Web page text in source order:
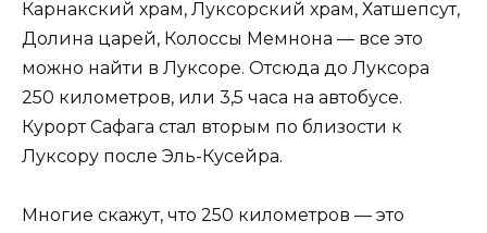
Карнакский храм, Луксорский храм, Хатшепсут,
Долина царей, Колоссы Мемнона — все это
можно найти в Луксоре. Отсюда до Луксора
250 километров, или 3,5 часа на автобусе.
Курорт Сафага стал вторым по близости к
Луксору после Эль-Кусейра.
Многие скажут, что 250 километров — это